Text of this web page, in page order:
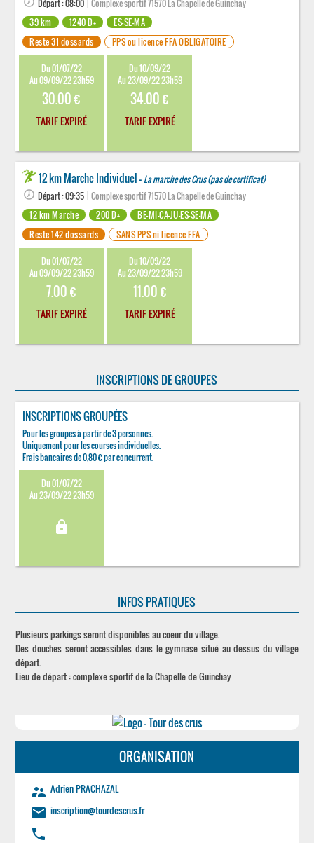
Départ : 08:00 | Complexe sportif 71570 La Chapelle de Guinchay
39 km
1240 D+
ES-SE-MA
Reste 31 dossards
PPS ou licence FFA OBLIGATOIRE
Du 01/07/22
Au 09/09/22 23h59
30.00 €
TARIF EXPIRÉ
Du 10/09/22
Au 23/09/22 23h59
34.00 €
TARIF EXPIRÉ
12 km Marche Individuel - La marche des Crus (pas de certificat)
Départ : 09:35 | Complexe sportif 71570 La Chapelle de Guinchay
12 km Marche
200 D+
BE-MI-CA-JU-ES-SE-MA
Reste 142 dossards
SANS PPS ni licence FFA
Du 01/07/22
Au 09/09/22 23h59
7.00 €
TARIF EXPIRÉ
Du 10/09/22
Au 23/09/22 23h59
11.00 €
TARIF EXPIRÉ
INSCRIPTIONS DE GROUPES
INSCRIPTIONS GROUPÉES
Pour les groupes à partir de 3 personnes.
Uniquement pour les courses individuelles.
Frais bancaires de 0,80 € par concurrent.
Du 01/07/22
Au 23/09/22 23h59
lock
INFOS PRATIQUES
Plusieurs parkings seront disponibles au coeur du village.
Des douches seront accessibles dans le gymnase situé au dessus du village
départ.
Lieu de départ : complexe sportif de la Chapelle de Guinchay
ORGANISATION
supervisor_account Adrien PRACHAZAL
email inscription@tourdescrus.fr
phone